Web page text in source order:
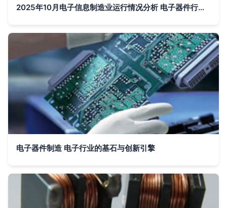
2025年10月电子信息制造业运行情况分析 电子器件行业生产平稳增长
电子器件制造 电子行业的基石与创新引擎